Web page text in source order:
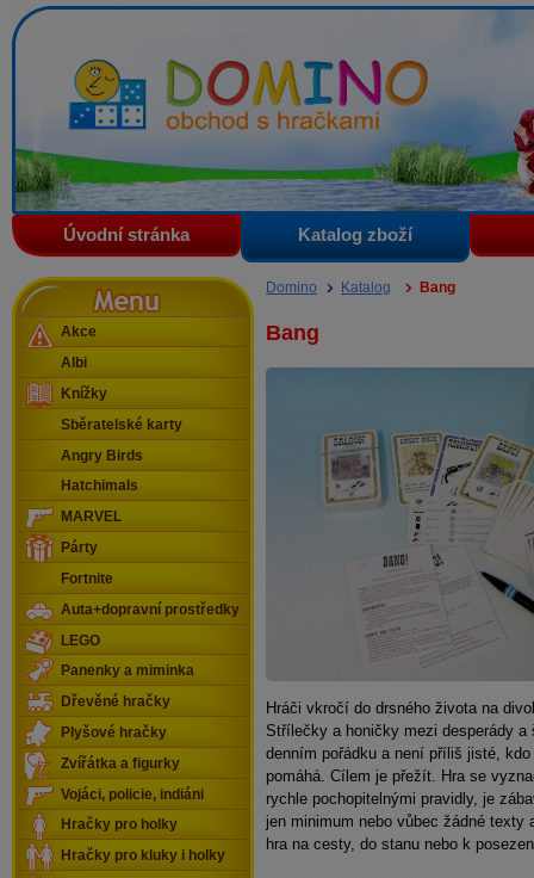
Domino - obchod s hračkami
Úvodní stránka Katalog zboží
Domino Katalog Bang
Bang
Hráči vkročí do drsného života na
Střílečky a honičky mezi desperády a
denním pořádku a není příliš jisté,
pomáhá. Cílem je přežít. Hra se
rychle pochopitelnými pravidly, je
jen minimum nebo vůbec žádné texty
hra na cesty, do stanu nebo k
Menu
Akce
Albi
Knížky
Sběratelské karty
Angry Birds
Hatchimals
MARVEL
Párty
Fortnite
Auta+dopravní prostředky
LEGO
Panenky a miminka
Dřevěné hračky
Plyšové hračky
Zvířátka a figurky
Vojáci, policie, indiáni
Hračky pro holky
Hračky pro kluky i holky